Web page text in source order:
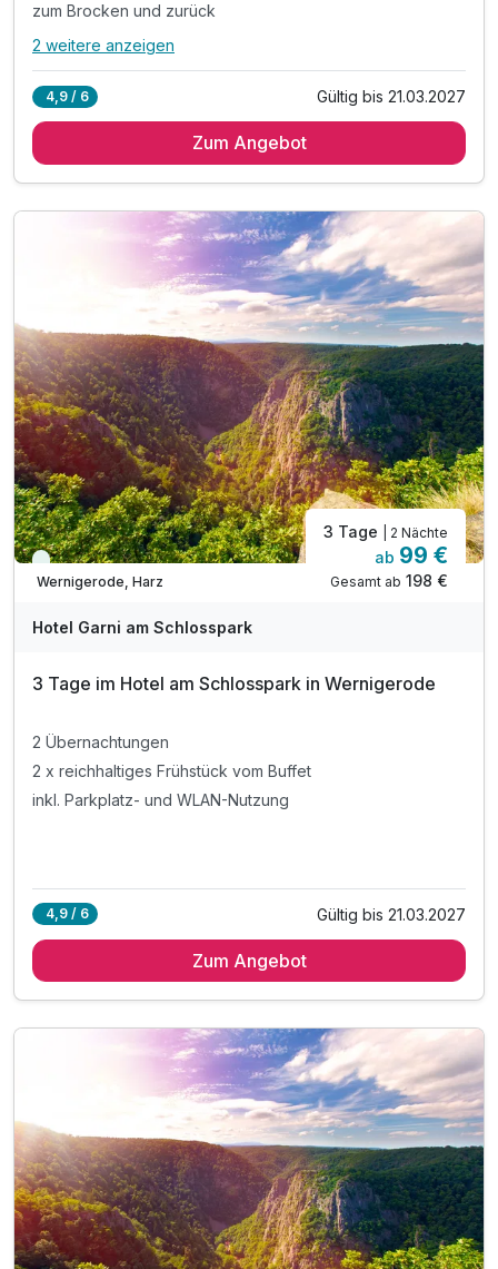
zum Brocken und zurück
Alle Inklusivleistungen
2 x reichhaltiges Frühstück vom Buffet
2 weitere anzeigen
4,9 / 6 Gültig bis 21.03.2027
Zum Angebot
Viele Termine frei
Wernigerode, Harz
3 Tage | 2 Nächte
ab 99 €
Gesamt ab 198 €
Hotel Garni am Schlosspark
3 Tage im Hotel am Schlosspark in Wernigerode
2 Übernachtungen
2 x reichhaltiges Frühstück vom Buffet
inkl. Parkplatz- und WLAN-Nutzung
4,9 / 6 Gültig bis 21.03.2027
Zum Angebot